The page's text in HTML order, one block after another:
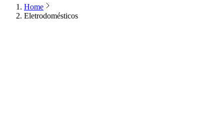
Home
Eletrodomésticos